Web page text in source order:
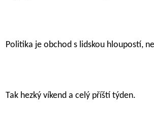
Politika je obchod s lidskou hloupostí,
Tak hezký víkend a celý příští týden.